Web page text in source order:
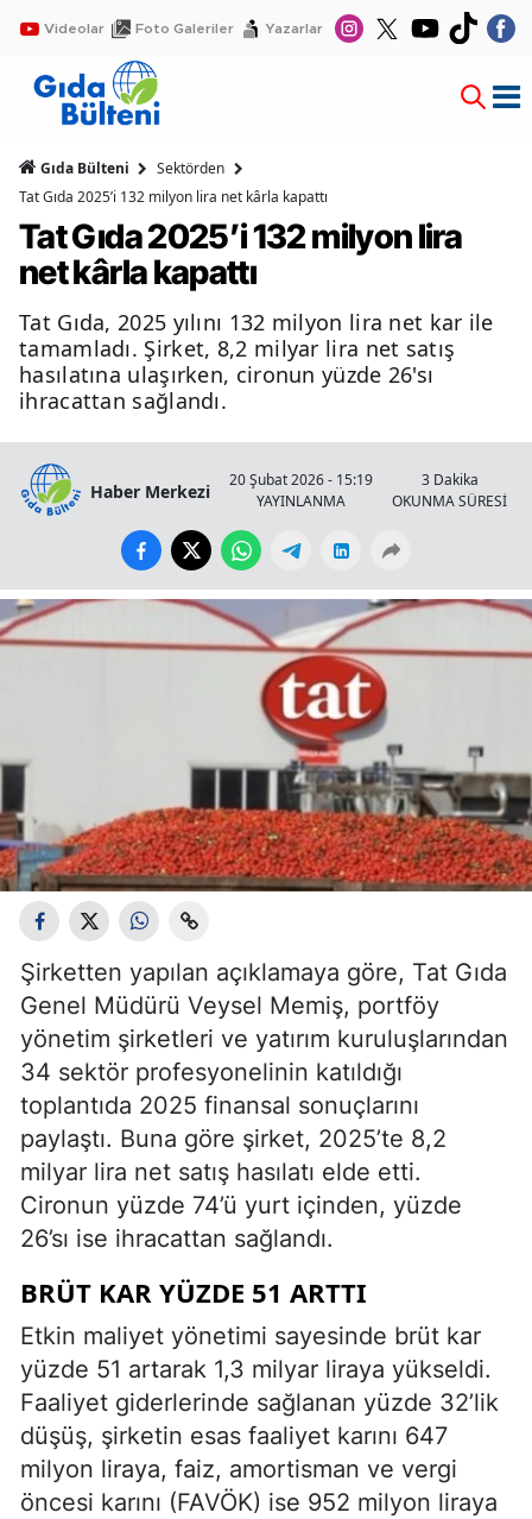
Videolar Foto Galeriler Yazarlar
Gıda Bülteni
Sektörden
Tat Gıda 2025’i 132 milyon lira net kârla kapattı
Tat Gıda 2025’i 132 milyon lira
net kârla kapattı
Tat Gıda, 2025 yılını 132 milyon lira net kar ile
tamamladı. Şirket, 8,2 milyar lira net satış
hasılatına ulaşırken, cironun yüzde 26'sı
ihracattan sağlandı.
Haber Merkezi
20 Şubat 2026 - 15:19
YAYINLANMA
3 Dakika
OKUNMA SÜRESİ
Şirketten yapılan açıklamaya göre, Tat Gıda
Genel Müdürü Veysel Memiş, portföy
yönetim şirketleri ve yatırım kuruluşlarından
34 sektör profesyonelinin katıldığı
toplantıda 2025 finansal sonuçlarını
paylaştı. Buna göre şirket, 2025’te 8,2
milyar lira net satış hasılatı elde etti.
Cironun yüzde 74’ü yurt içinden, yüzde
26’sı ise ihracattan sağlandı.
BRÜT KAR YÜZDE 51 ARTTI
Etkin maliyet yönetimi sayesinde brüt kar
yüzde 51 artarak 1,3 milyar liraya yükseldi.
Faaliyet giderlerinde sağlanan yüzde 32’lik
düşüş, şirketin esas faaliyet karını 647
milyon liraya, faiz, amortisman ve vergi
öncesi karını (FAVÖK) ise 952 milyon liraya